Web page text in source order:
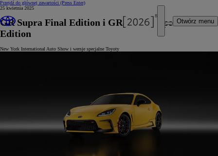
Przejdź do głównej zawartości (Press Enter)
Otwórz menu
25 kwietnia 2025
GR Supra Final Edition i GR86 Yuzu Special
Edition
New York International Auto Show i wersje specjalne Toyoty